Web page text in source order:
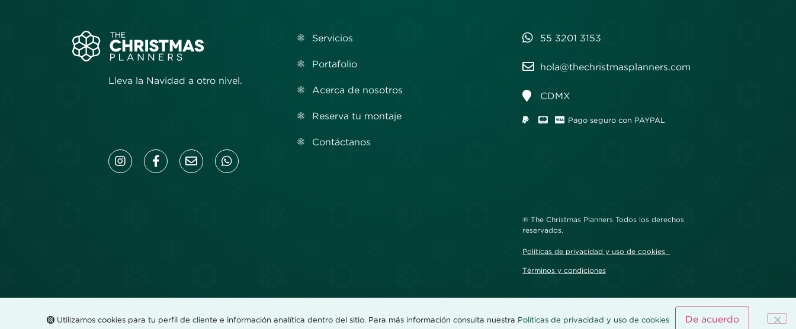
Lleva la Navidad a otro nivel.
Servicios
Portafolio
Acerca de nosotros
Reserva tu montaje
Contáctanos
55 3201 3153
hola@thechristmasplanners.com
CDMX
Pago seguro con PAYPAL
® The Christmas Planners Todos los derechos
reservados.
Políticas de privacidad y uso de cookies
Términos y condiciones
Utilizamos cookies para tu perfil de cliente e información analítica dentro del sitio. Para más información consulta nuestra Políticas de privacidad y uso de cookies De acuerdo